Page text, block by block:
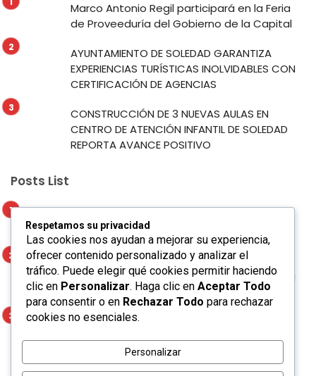
Marco Antonio Regil participará en la Feria
de Proveeduría del Gobierno de la Capital
AYUNTAMIENTO DE SOLEDAD GARANTIZA
EXPERIENCIAS TURÍSTICAS INOLVIDABLES CON
CERTIFICACIÓN DE AGENCIAS
CONSTRUCCIÓN DE 3 NUEVAS AULAS EN
CENTRO DE ATENCIÓN INFANTIL DE SOLEDAD
REPORTA AVANCE POSITIVO
Posts List
de Proveeduría del Gobierno de la Capital
AYUNTAMIENTO DE SOLEDAD GARANTIZA
EXPERIENCIAS TURÍSTICAS INOLVIDABLES CON
CERTIFICACIÓN DE AGENCIAS
CONSTRUCCIÓN DE 3 NUEVAS AULAS EN
CENTRO DE ATENCIÓN INFANTIL DE SOLEDAD
REPORTA AVANCE POSITIVO
Respetamos su privacidad
Las cookies nos ayudan a mejorar su experiencia,
ofrecer contenido personalizado y analizar el
tráfico. Puede elegir qué cookies permitir haciendo
clic en Personalizar. Haga clic en Aceptar Todo
para consentir o en Rechazar Todo para rechazar
cookies no esenciales.
Personalizar